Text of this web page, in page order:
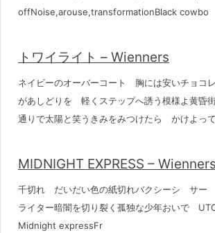
offNoise,arouse,transformationBlack cowbo
トワイライト – Wienners
ネイビーのオーバーコート 胸には安いチョコ
があしどりを 軽くステップへ誘う模様よ黄昏
通りで太陽と笑うきみをみつけたら かけよっ
MIDNIGHT EXPRESS – Wienners
千切れ だいだい色の紙切れバクシーシ サ
ライター暗闇を切り裂く孤独な少年おいで
Midnight expressFr